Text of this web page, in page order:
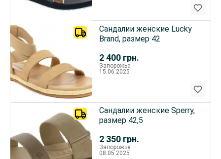
2 400 грн.
Сандалии женские Lucky
Brand, размер 42
Запорожье
15.06.2025
2 350 грн.
Сандалии женские Sperry,
размер 42,5
Запорожье
08.05.2025